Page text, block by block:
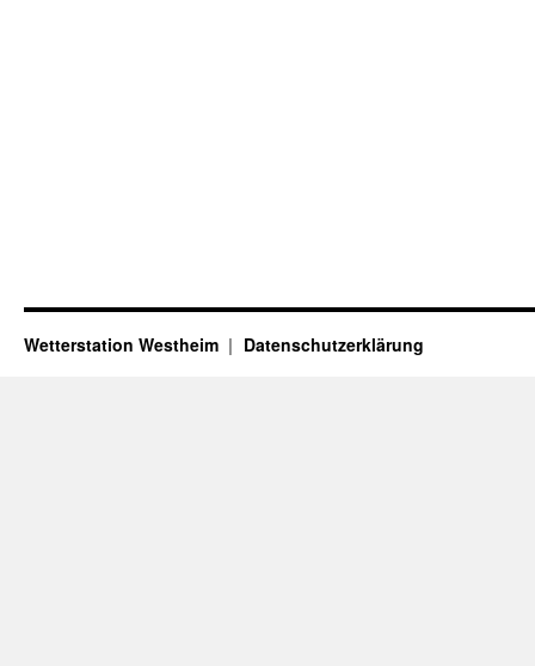
Wetterstation Westheim Datenschutzerklärung